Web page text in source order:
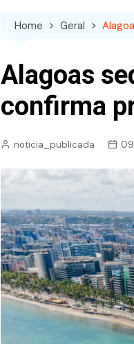
Home Geral
Alagoas
confirma
noticia_publicada